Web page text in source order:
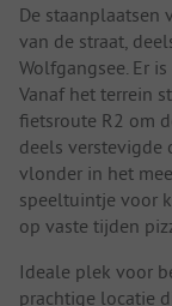
De staanplaatsen
van de straat,
Wolfgangsee. Er
Vanaf het terrein
fietsroute R2 om
deels verstevigde
vlonder in het
speeltuintje voor
op vaste tijden
Ideale plek voor
prachtige locatie